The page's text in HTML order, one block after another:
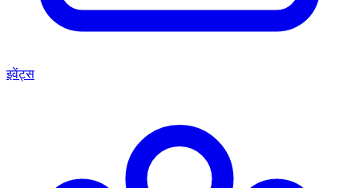
इवेंट्स